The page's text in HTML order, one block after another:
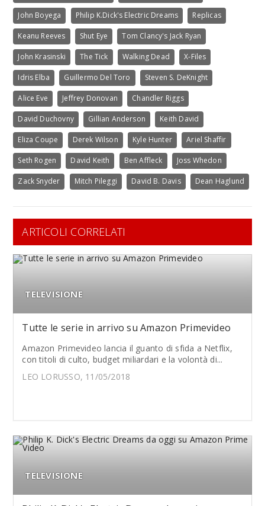
John Boyega Philip K.Dick's Electric Dreams Replicas
Keanu Reeves Shut Eye Tom Clancy's Jack Ryan
John Krasinski The Tick Walking Dead X-Files
Idris Elba Guillermo Del Toro Steven S. DeKnight
Alice Eve Jeffrey Donovan Chandler Riggs
David Duchovny Gillian Anderson Keith David
Eliza Coupe Derek Wilson Kyle Hunter Ariel Shaffir
Seth Rogen David Keith Ben Affleck Joss Whedon
Zack Snyder Mitch Pileggi David B. Davis Dean Haglund
ARTICOLI CORRELATI
TELEVISIONE
Tutte le serie in arrivo su Amazon Primevideo
Amazon Primevideo lancia il guanto di sfida a Netflix,
con titoli di culto, budget miliardari e la volontà di...
LEO LORUSSO, 11/05/2018
TELEVISIONE